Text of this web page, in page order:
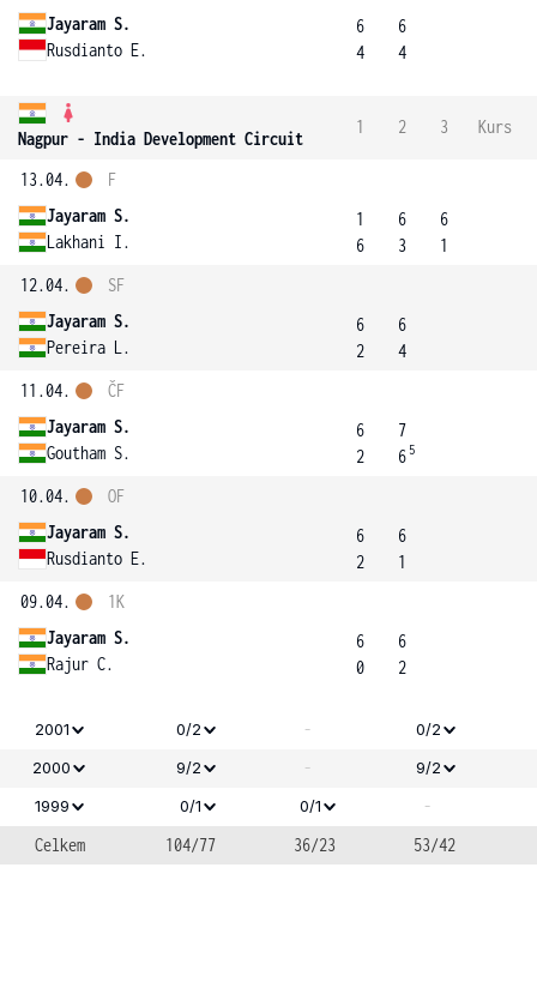
Jayaram S.
Rusdianto E.
6
4
6
4
Nagpur - India Development Circuit
1 2 3 Kurs
13.04.
Jayaram S.
Lakhani I.
F
1
6
6
3
6
1
12.04.
Jayaram S.
Pereira L.
SF
6
2
6
4
11.04.
Jayaram S.
Goutham S.
ČF
6
2
7
6 5
10.04.
Jayaram S.
Rusdianto E.
OF
6
2
6
1
09.04.
Jayaram S.
Rajur C.
1K
6
0
6
2
2001 0/2 -
0/2
2000
9/2 -
9/2
1999
0/1 0/1
-
Celkem
104/77 36/23 53/42